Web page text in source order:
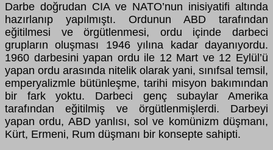
Darbe doğrudan CIA ve NATO’nun inisiyatifi altında
hazırlanıp yapılmıştı. Ordunun ABD tarafından
eğitilmesi ve örgütlenmesi, ordu içinde darbeci
grupların oluşması 1946 yılına kadar dayanıyordu.
1960 darbesini yapan ordu ile 12 Mart ve 12 Eylül’ü
yapan ordu arasında nitelik olarak yani, sınıfsal temsil,
emperyalizmle bütünleşme, tarihi misyon bakımından
bir fark yoktu. Darbeci genç subaylar Amerika
tarafından eğitilmiş ve örgütlenmişlerdi. Darbeyi
yapan ordu, ABD yanlısı, sol ve komünizm düşmanı,
Kürt, Ermeni, Rum düşmanı bir konsepte sahipti.